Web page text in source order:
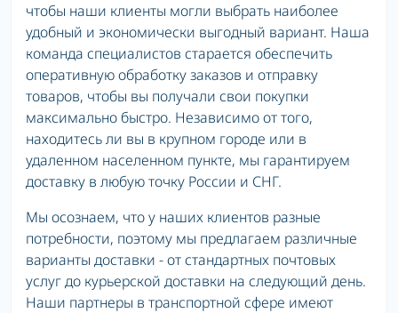
чтобы наши клиенты могли выбрать наиболее
удобный и экономически выгодный вариант. Наша
команда специалистов старается обеспечить
оперативную обработку заказов и отправку
товаров, чтобы вы получали свои покупки
максимально быстро. Независимо от того,
находитесь ли вы в крупном городе или в
удаленном населенном пункте, мы гарантируем
доставку в любую точку России и СНГ.
Мы осознаем, что у наших клиентов разные
потребности, поэтому мы предлагаем различные
варианты доставки - от стандартных почтовых
услуг до курьерской доставки на следующий день.
Наши партнеры в транспортной сфере имеют